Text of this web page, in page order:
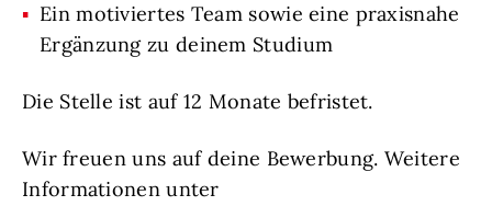
Ein motiviertes Team sowie eine praxisnahe
Ergänzung zu deinem Studium
Die Stelle ist auf 12 Monate befristet.
Wir freuen uns auf deine Bewerbung. Weitere
Informationen unter